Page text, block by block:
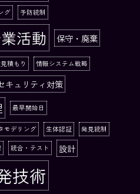
グ 予防統制
活動 保守・廃棄
積もり 情報システム戦略
キュリティ対策
最早開始日
モデリング 生体認証 発見統制
統合・テスト 設計
技術